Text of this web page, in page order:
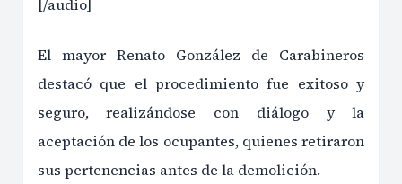
[/audio]
El mayor Renato González de Carabineros
destacó que el procedimiento fue exitoso y
seguro, realizándose con diálogo y la
aceptación de los ocupantes, quienes retiraron
sus pertenencias antes de la demolición.